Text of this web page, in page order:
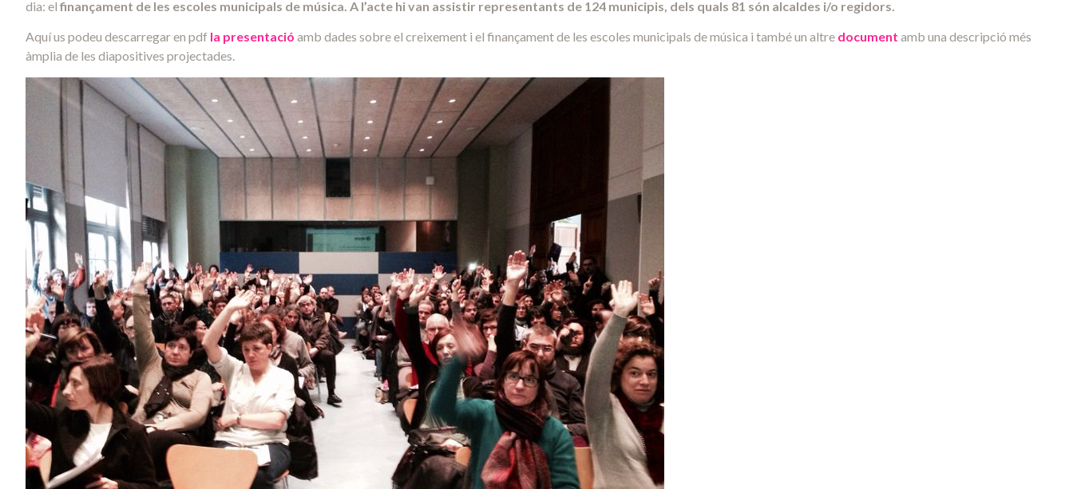
dia: elfinançament de les escoles municipals de música. A l’acte hi van assistir representants de 124 municipis, dels quals 81 són alcaldes i/o regidors.
Aquí us podeu descarregar en pdf la presentació amb dades sobre el creixement i el finançament de les escoles municipals de música i també un altre document amb una descripció més
àmplia de les diapositives projectades.